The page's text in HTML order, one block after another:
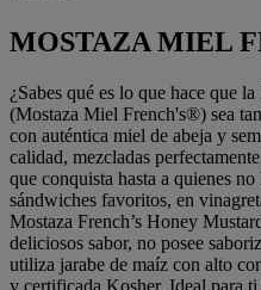
MOSTAZA MIEL
¿Sabes qué es lo que hace que
(Mostaza Miel French's®) sea
con auténtica miel de abeja y
calidad, mezcladas
que conquista hasta a quienes
sándwiches favoritos, en
Mostaza French’s Honey
deliciosos sabor, no posee
utiliza jarabe de maíz con alto
y certificada Kosher. Ideal para